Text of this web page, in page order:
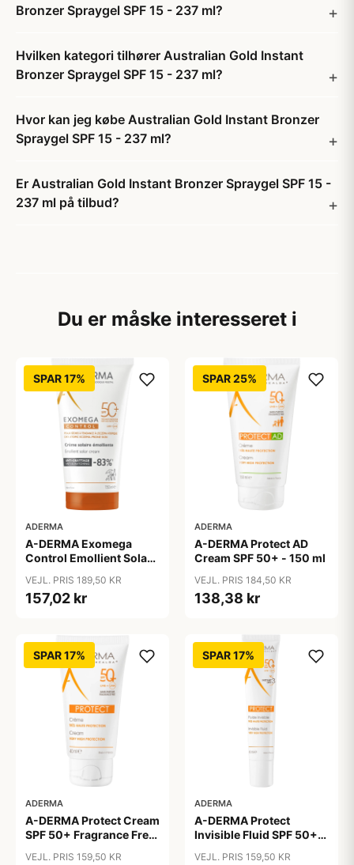
Bronzer Spraygel SPF 15 - 237 ml?
Hvilken kategori tilhører Australian Gold Instant
Bronzer Spraygel SPF 15 - 237 ml?
Hvor kan jeg købe Australian Gold Instant Bronzer
Spraygel SPF 15 - 237 ml?
Er Australian Gold Instant Bronzer Spraygel SPF 15 -
237 ml på tilbud?
Du er måske interesseret i
SPAR 17%
ADERMA
A-DERMA Exomega
Control Emollient Solar
VEJL. PRIS 189,50 KR
157,02 kr
SPAR 25%
ADERMA
A-DERMA Protect AD
Cream SPF 50+ - 150 ml
VEJL. PRIS 184,50 KR
138,38 kr
SPAR 17%
ADERMA
A-DERMA Protect Cream
SPF 50+ Fragrance Free
VEJL. PRIS 159,50 KR
SPAR 17%
ADERMA
A-DERMA Protect
Invisible Fluid SPF 50+
VEJL. PRIS 159,50 KR